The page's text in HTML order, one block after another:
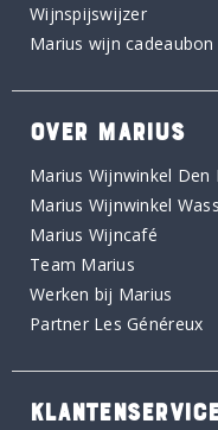
Wijnspijswijzer
Marius wijn cadeaubon
OVER MARIUS
Marius Wijnwinkel Den
Marius Wijnwinkel
Marius Wijncafé
Team Marius
Werken bij Marius
Partner Les Généreux